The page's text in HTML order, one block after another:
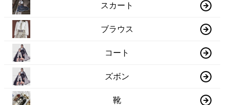
スカート
ブラウス
コート
ズボン
靴